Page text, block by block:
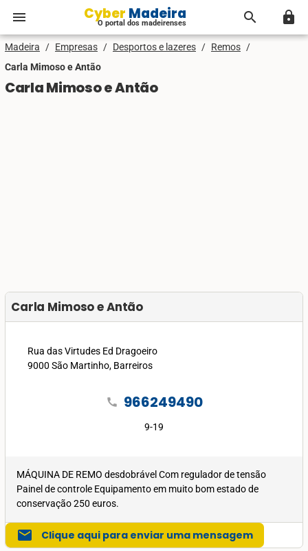
menu Cyber Madeira
O portal dos madeirenses search lock
Madeira / Empresas / Desportos e lazeres / Remos /
Carla Mimoso e Antão
Carla Mimoso e Antão
Carla Mimoso e Antão
Rua das Virtudes Ed Dragoeiro
9000 São Martinho, Barreiros
call 966249490
9-19
MÁQUINA DE REMO desdobrável Com regulador de tensão
Painel de controle Equipamento em muito bom estado de
conservação 250 euros.
mail Clique aqui para enviar uma mensagem